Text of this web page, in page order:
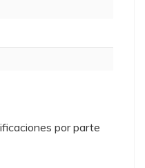
por parte